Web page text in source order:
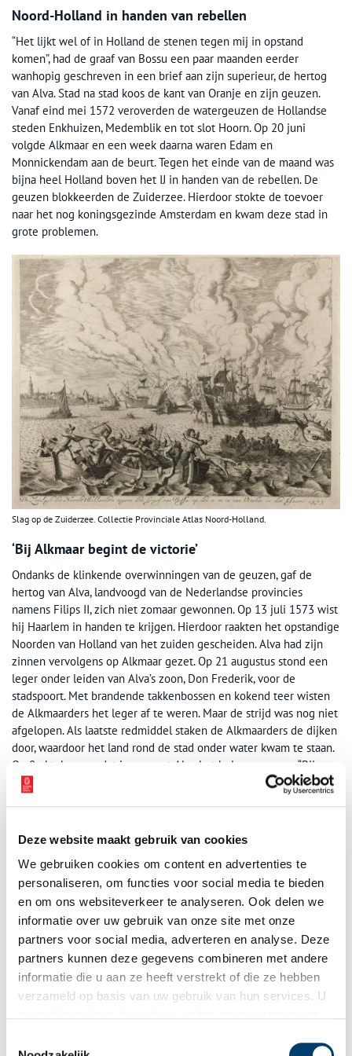
Deze website maakt gebruik van cookies
We gebruiken cookies om content en advertenties te
personaliseren, om functies voor social media te bieden
en om ons websiteverkeer te analyseren. Ook delen we
informatie over uw gebruik van onze site met onze
partners voor social media, adverteren en analyse. Deze
partners kunnen deze gegevens combineren met andere
informatie die u aan ze heeft verstrekt of die ze hebben
verzameld op basis van uw gebruik van hun services. U
Noord-Holland in handen van rebellen
“Het lijkt wel of in Holland de stenen tegen mij in opstand
komen”, had de graaf van Bossu een paar maanden eerder
wanhopig geschreven in een brief aan zijn superieur, de hertog
van Alva. Stad na stad koos de kant van Oranje en zijn geuzen.
Vanaf eind mei 1572 veroverden de watergeuzen de Hollandse
steden Enkhuizen, Medemblik en tot slot Hoorn. Op 20 juni
volgde Alkmaar en een week daarna waren Edam en
Monnickendam aan de beurt. Tegen het einde van de maand was
bijna heel Holland boven het IJ in handen van de rebellen. De
geuzen blokkeerden de Zuiderzee. Hierdoor stokte de toevoer
naar het nog koningsgezinde Amsterdam en kwam deze stad in
grote problemen.
Slag op de Zuiderzee. Collectie Provinciale Atlas Noord-Holland.
‘Bij Alkmaar begint de victorie’
Ondanks de klinkende overwinningen van de geuzen, gaf de
hertog van Alva, landvoogd van de Nederlandse provincies
namens Filips II, zich niet zomaar gewonnen. Op 13 juli 1573 wist
hij Haarlem in handen te krijgen. Hierdoor raakten het opstandige
Noorden van Holland van het zuiden gescheiden. Alva had zijn
zinnen vervolgens op Alkmaar gezet. Op 21 augustus stond een
leger onder leiden van Alva’s zoon, Don Frederik, voor de
stadspoort. Met brandende takkenbossen en kokend teer wisten
de Alkmaarders het leger af te weren. Maar de strijd was nog niet
afgelopen. Als laatste redmiddel staken de Alkmaarders de dijken
door, waardoor het land rond de stad onder water kwam te staan.
Op 8 oktober van dat jaar moest Alva het beleg opgeven: “Bij
Alkmaar begint de victorie”.